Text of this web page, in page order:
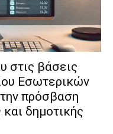
στις βάσεις
Εσωτερικών
πρόσβαση
δημοτικής